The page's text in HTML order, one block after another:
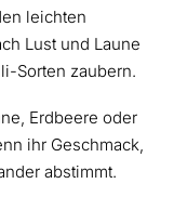
leichten
Lust und Laune
Sorten zaubern.
Erdbeere oder
ihr Geschmack,
abstimmt.